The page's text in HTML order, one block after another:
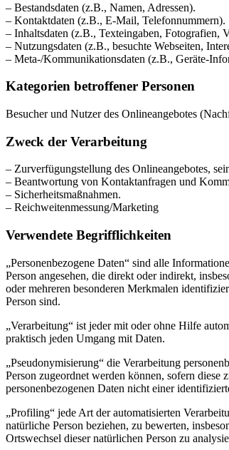
– Bestandsdaten (z.B., Namen, Adressen).
– Kontaktdaten (z.B., E-Mail, Telefonnummern).
– Inhaltsdaten (z.B., Texteingaben, Fotografien,
– Nutzungsdaten (z.B., besuchte Webseiten,
– Meta-/Kommunikationsdaten (z.B., Geräte-
Kategorien betroffener Personen
Besucher und Nutzer des Onlineangebotes
Zweck der Verarbeitung
– Zurverfügungstellung des Onlineangebotes,
– Beantwortung von Kontaktanfragen und
– Sicherheitsmaßnahmen.
– Reichweitenmessung/Marketing
Verwendete Begrifflichkeiten
„Personenbezogene Daten“ sind alle
Person angesehen, die direkt oder indirekt,
oder mehreren besonderen Merkmalen
Person sind.
„Verarbeitung“ ist jeder mit oder ohne Hilfe
praktisch jeden Umgang mit Daten.
„Pseudonymisierung“ die Verarbeitung
Person zugeordnet werden können, sofern diese
personenbezogenen Daten nicht einer
„Profiling“ jede Art der automatisierten
natürliche Person beziehen, zu bewerten,
Ortswechsel dieser natürlichen Person zu